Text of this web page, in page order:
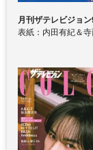
月刊ザテレビジョ
表紙：内田有紀＆寺